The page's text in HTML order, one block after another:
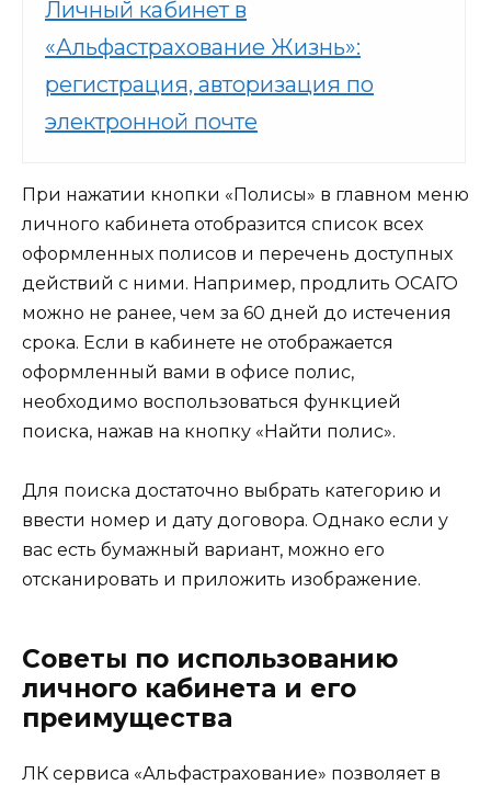
Личный кабинет в
«Альфастрахование Жизнь»:
регистрация, авторизация по
электронной почте
При нажатии кнопки «Полисы» в главном меню
личного кабинета отобразится список всех
оформленных полисов и перечень доступных
действий с ними. Например, продлить ОСАГО
можно не ранее, чем за 60 дней до истечения
срока. Если в кабинете не отображается
оформленный вами в офисе полис,
необходимо воспользоваться функцией
поиска, нажав на кнопку «Найти полис».
Для поиска достаточно выбрать категорию и
ввести номер и дату договора. Однако если у
вас есть бумажный вариант, можно его
отсканировать и приложить изображение.
Советы по использованию
личного кабинета и его
преимущества
ЛК сервиса «Альфастрахование» позволяет в